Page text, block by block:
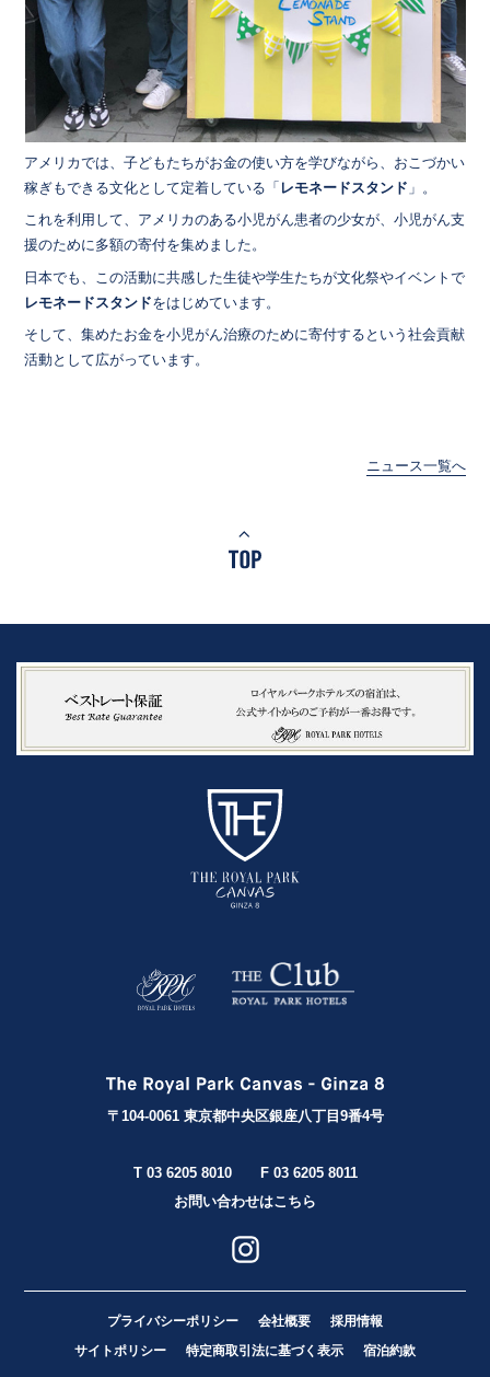
アメリカでは、子どもたちがお金の使い方を学びながら、おこづかい
稼ぎもできる文化として定着している「 レモネードスタンド 」。
これを利用して、アメリカのある小児がん患者の少女が、小児がん支
援のために多額の寄付を集めました。
日本でも、この活動に共感した生徒や学生たちが文化祭やイベントで
レモネードスタンドをはじめています。
そして、集めたお金を小児がん治療のために寄付するという社会貢献
活動として広がっています。
ニュース一覧へ
〒104-0061 東京都中央区銀座八丁目9番4号
T 03 6205 8010
F 03 6205 8011
お問い合わせはこちら
プライバシーポリシー 会社概要
採用情報
サイトポリシー
特定商取引法に基づく表示 宿泊約款